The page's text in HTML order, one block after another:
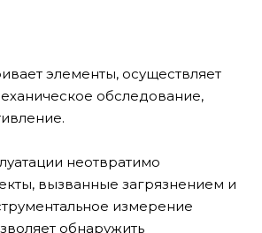
элементы, осуществляет
обследование,
неотвратимо
вызванные загрязнением и
измерение
обнаружить